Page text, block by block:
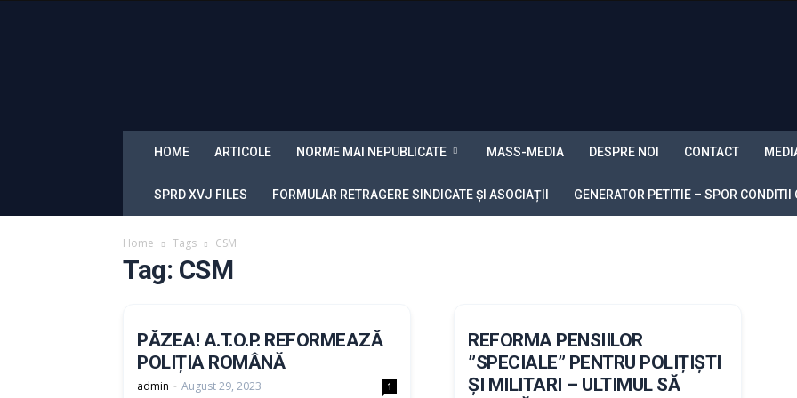
HOME ARTICOLE NORME MAI NEPUBLICATE MASS-MEDIA DESPRE NOI CONTACT
SPRD XVJ FILES FORMULAR RETRAGERE SINDICATE ȘI ASOCIAȚII GENERATOR PETITIE – SPOR CONDITII
Home Tags CSM
Tag: CSM
PĂZEA! A.T.O.P. REFORMEAZĂ
POLIȚIA ROMÂNĂ
admin - August 29, 2023 1
REFORMA PENSIILOR
”SPECIALE” PENTRU POLIȚIȘTI
ȘI MILITARI – ULTIMUL SĂ